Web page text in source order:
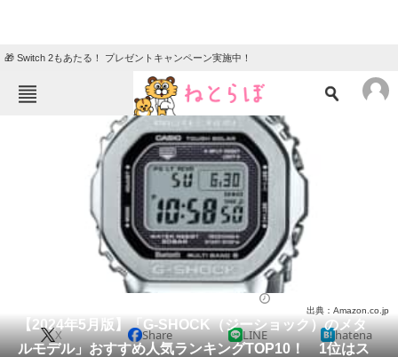
🎁 Switch 2もあたる！ プレゼントキャンペーン実施中！
ねとらぼメニュー
ニュース
クイズ
地域
教育・育児
リサーチ
会員記事
【2024年5月版】「G-SHOCK（ジーショック）のメタ
ルモデル」おすすめ人気ランキングTOP10！ 1位はス
出典：Amazon.co.jp
X Share LINE hatena